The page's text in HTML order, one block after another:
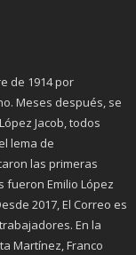
de 1914 por
Meses después, se
Jacob, todos
lema de
las primeras
fueron Emilio López
2017, El Correo es
En la
Martínez, Franco